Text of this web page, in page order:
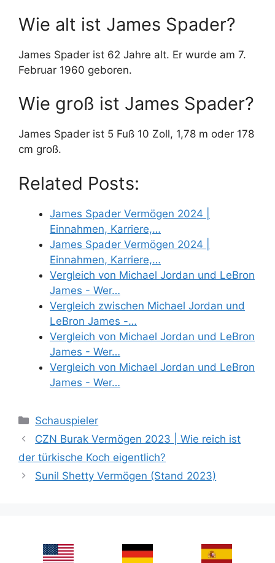
Wie alt ist James Spader?
James Spader ist 62 Jahre alt. Er wurde am 7.
Februar 1960 geboren.
Wie groß ist James Spader?
James Spader ist 5 Fuß 10 Zoll, 1,78 m oder 178
cm groß.
Related Posts:
James Spader Vermögen 2024 |
Einnahmen, Karriere,…
James Spader Vermögen 2024 |
Einnahmen, Karriere,…
Vergleich von Michael Jordan und LeBron
James - Wer…
Vergleich zwischen Michael Jordan und
LeBron James -…
Vergleich von Michael Jordan und LeBron
James - Wer…
Vergleich von Michael Jordan und LeBron
James - Wer…
Categories
Schauspieler
CZN Burak Vermögen 2023 | Wie reich ist
der türkische Koch eigentlich?
Sunil Shetty Vermögen (Stand 2023)